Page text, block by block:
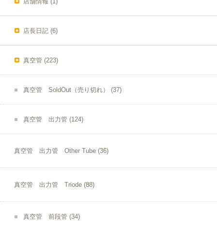
店長日記 (6)
真空管 (223)
真空管 SoldOut（売り切れ） (37)
真空管 出力管 (124)
真空管 出力管 Other Tube (36)
真空管 出力管 Triode (88)
真空管 前段管 (34)